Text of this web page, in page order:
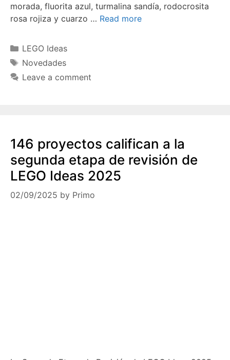
morada, fluorita azul, turmalina sandía, rodocrosita
rosa rojiza y cuarzo … Read more
Categories
LEGO Ideas
Tags
Novedades
Leave a comment
146 proyectos califican a la
segunda etapa de revisión de
LEGO Ideas 2025
02/09/2025 by Primo